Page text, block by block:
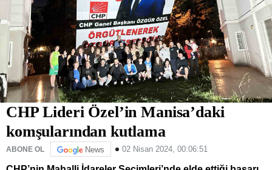
CHP Lideri Özel’in Manisa’daki
komşularından kutlama
ABONE OL News 02 Nisan 2024, 00:06:51